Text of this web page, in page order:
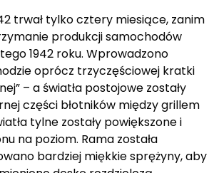
trwał tylko cztery miesiące, zanim
produkcji samochodów
1942 roku. Wprowadzono
oprócz trzyczęściowej kratki
– a światła postojowe zostały
części błotników między grillem
tylne zostały powiększone i
na poziom. Rama została
bardziej miękkie sprężyny, aby